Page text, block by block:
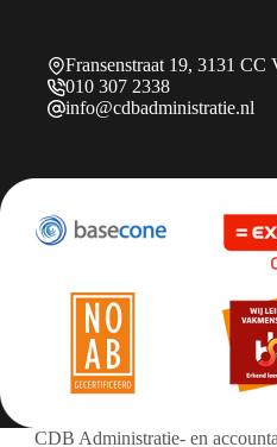
Fransenstraat 19, 3131 CC
010 307 2338
info@cdbadministratie.nl
CDB Administratie- en